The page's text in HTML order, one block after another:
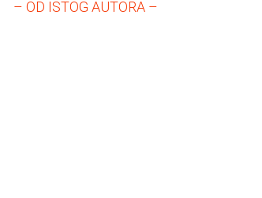
– OD ISTOG AUTORA –